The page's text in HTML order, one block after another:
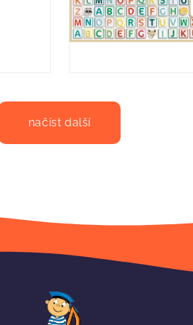
načíst další